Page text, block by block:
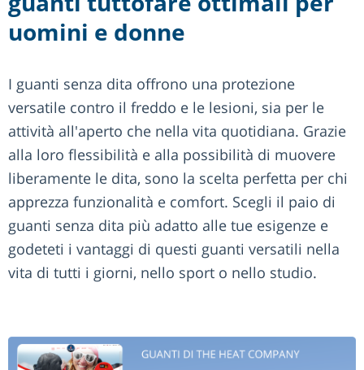
uomini e donne
I guanti senza dita offrono una protezione
versatile contro il freddo e le lesioni, sia per le
attività all'aperto che nella vita quotidiana. Grazie
alla loro flessibilità e alla possibilità di muovere
liberamente le dita, sono la scelta perfetta per chi
apprezza funzionalità e comfort. Scegli il paio di
guanti senza dita più adatto alle tue esigenze e
godeteti i vantaggi di questi guanti versatili nella
vita di tutti i giorni, nello sport o nello studio.